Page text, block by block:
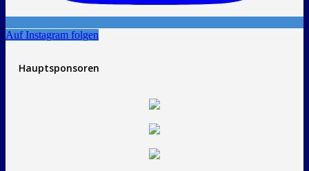
Auf Instagram folgen
Hauptsponsoren